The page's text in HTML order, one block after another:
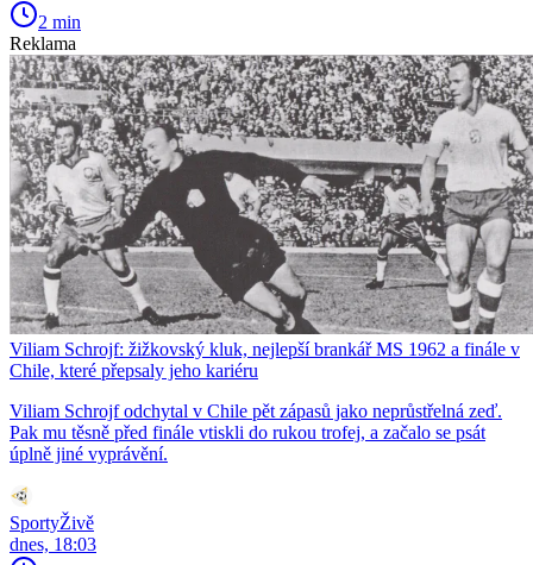
2 min
Reklama
Viliam Schrojf: žižkovský kluk, nejlepší brankář MS 1962 a finále v
Chile, které přepsaly jeho kariéru
Viliam Schrojf odchytal v Chile pět zápasů jako neprůstřelná zeď.
Pak mu těsně před finále vtiskli do rukou trofej, a začalo se psát
úplně jiné vyprávění.
SportyŽivě
dnes, 18:03